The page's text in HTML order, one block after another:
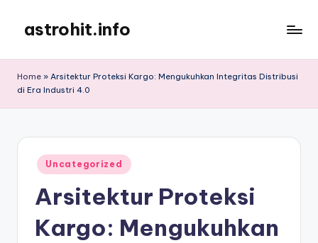
content
astrohit.info
Akurat
Home » Arsitektur Proteksi Kargo: Mengukuhkan Integritas Distribusi
di Era Industri 4.0
Posted
in
Uncategorized
Arsitektur Proteksi
Kargo: Mengukuhkan